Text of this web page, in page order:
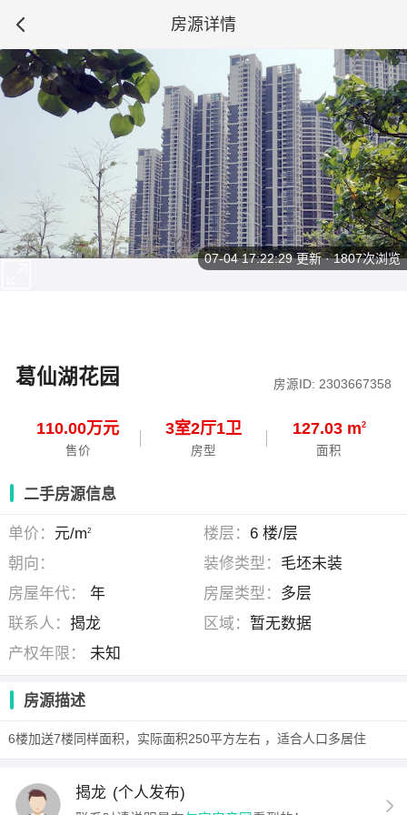
房源详情
葛仙湖花园 房源ID: 2303667358
110.00万元
售价
3室2厅1卫
房型
127.03 m2
面积
07-04 17:22:29更新 · 1807次浏览
二手房源信息
单价： 元/m2 楼层： 6 楼/层
朝向：
装修类型： 毛坯未装
房屋年代：
年 房屋类型： 多层
联系人：揭龙 区域： 暂无数据
产权年限：
未知
房源描述
6楼加送7楼同样面积，实际面积250平方左右 ，适合人口多居住
揭龙 (个人发布)